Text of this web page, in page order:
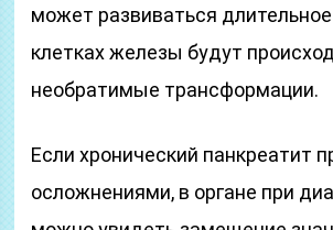
может развиваться
клетках железы будут
необратимые трансформации.
Если хронический панкреатит
осложнениями, в органе при